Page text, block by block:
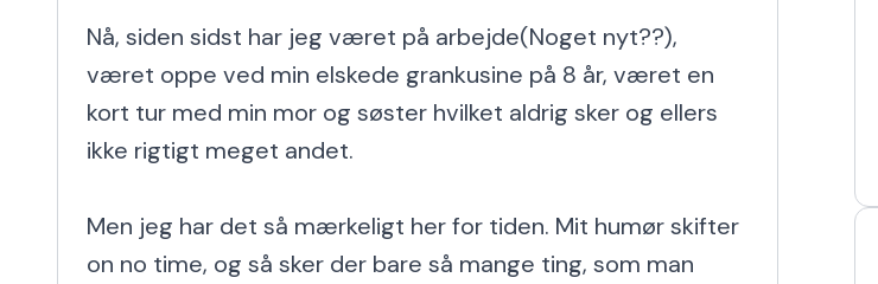
Nå, siden sidst har jeg været på arbejde(Noget nyt??),
været oppe ved min elskede grankusine på 8 år, været en
kort tur med min mor og søster hvilket aldrig sker og ellers
ikke rigtigt meget andet.
Men jeg har det så mærkeligt her for tiden. Mit humør skifter
on no time, og så sker der bare så mange ting, som man